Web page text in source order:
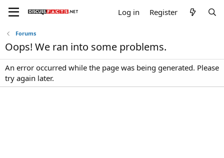
Log in Register
Forums
Oops! We ran into some problems.
An error occurred while the page was being generated. Please
try again later.